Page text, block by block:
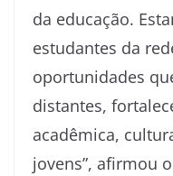
da educação.
estudantes da
oportunidades
distantes,
acadêmica,
jovens”, afirmou